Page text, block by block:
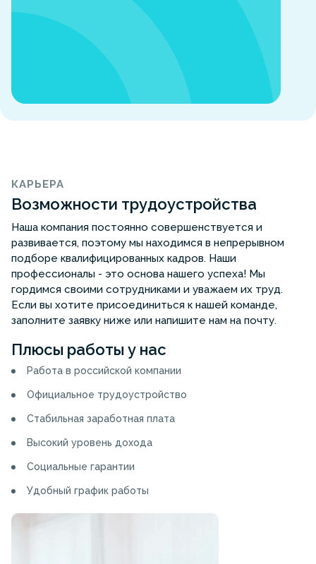
КАРЬЕРА
Возможности трудоустройства
Наша компания постоянно совершенствуется и
развивается, поэтому мы находимся в непрерывном
подборе квалифицированных кадров. Наши
профессионалы - это основа нашего успеха! Мы
гордимся своими сотрудниками и уважаем их труд.
Если вы хотите присоединиться к нашей команде,
заполните заявку ниже или напишите нам на почту.
Плюсы работы у нас
Работа в российской компании
Официальное трудоустройство
Стабильная заработная плата
Высокий уровень дохода
Социальные гарантии
Удобный график работы